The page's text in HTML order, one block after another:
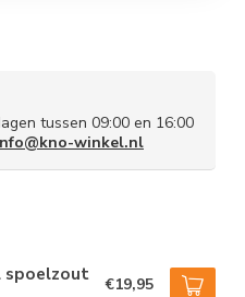
tussen 09:00 en 16:00
winkel.nl
spoelzout €19,95